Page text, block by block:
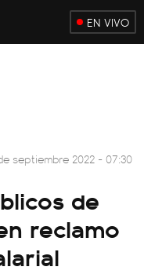
EN VIVO
septiembre 2022 - 07:30
de
reclamo